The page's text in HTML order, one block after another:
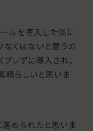
ールを導入した後に
なくはないと思うの
レずに導入され、
晴らしいと思いま
められたと思いま